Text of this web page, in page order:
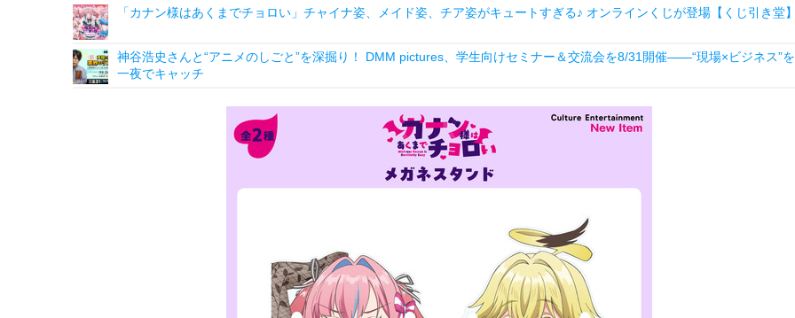
「カナン様はあくまでチョロい」チャイナ姿、メイド姿、チア姿がキュートすぎる♪ オンラインくじが登場【くじ引き堂
神谷浩史さんと“アニメのしごと”を深掘り！ DMM pictures、学生向けセミナー＆交流会を8/31開催――“現場×ビジネス”を
一夜でキャッチ